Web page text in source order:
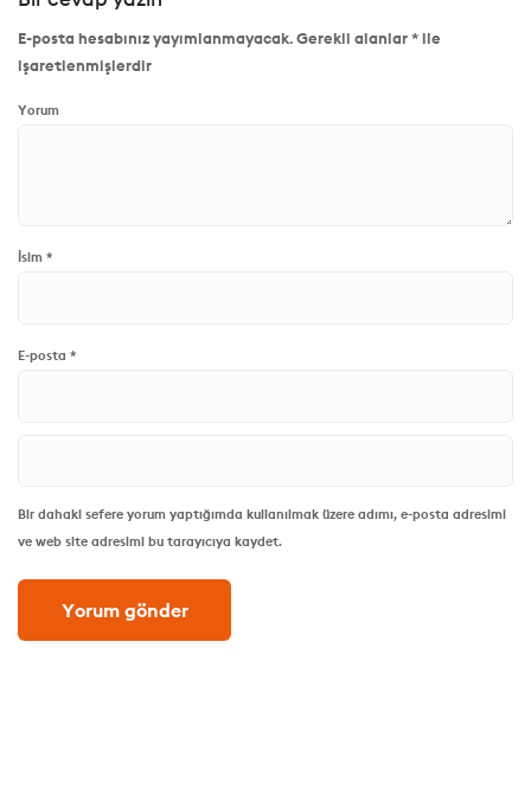
E-posta hesabınız yayımlanmayacak.Gerekli alanlar*ile
işaretlenmişlerdir
Yorum
İsim *
E-posta *
Bir dahaki sefere yorum yaptığımda kullanılmak üzere adımı, e-posta adresimi
ve web site adresimi bu tarayıcıya kaydet.